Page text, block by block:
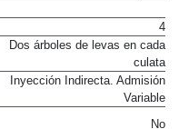
4
Dos árboles de levas en cada
culata
Inyección Indirecta. Admisión
Variable
No